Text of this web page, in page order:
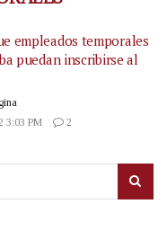
empleados temporales
puedan inscribirse al
3:03 PM
2